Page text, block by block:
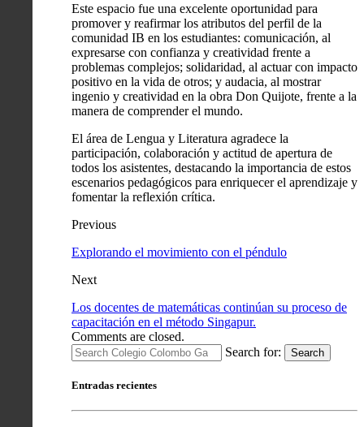
Este espacio fue una excelente oportunidad para
promover y reafirmar los atributos del perfil de la
comunidad IB en los estudiantes: comunicación, al
expresarse con confianza y creatividad frente a
problemas complejos; solidaridad, al actuar con impacto
positivo en la vida de otros; y audacia, al mostrar
ingenio y creatividad en la obra Don Quijote, frente a la
manera de comprender el mundo.
El área de Lengua y Literatura agradece la
participación, colaboración y actitud de apertura de
todos los asistentes, destacando la importancia de estos
escenarios pedagógicos para enriquecer el aprendizaje y
fomentar la reflexión crítica.
Previous
Explorando el movimiento con el péndulo
Next
Los docentes de matemáticas continúan su proceso de
capacitación en el método Singapur.
Comments are closed.
Search for:
Search
Entradas recientes